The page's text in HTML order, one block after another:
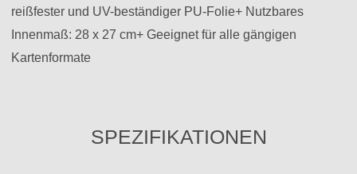
reißfester und UV-beständiger PU-Folie+ Nutzbares
Innenmaß: 28 x 27 cm+ Geeignet für alle gängigen
Kartenformate
SPEZIFIKATIONEN